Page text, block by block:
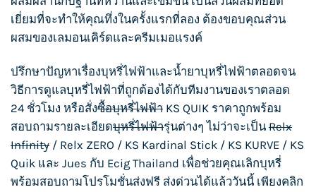
เยี่ยมที่จะทำให้คุณทึ่งในครั้งแรกที่ลอง ต้องขอบคุณส่วน
ผสมของเลมอนเคิร์ดและครีมเมอแรงค์
ปรึกษาปัญหาเรื่องบุหรี่ไฟฟ้าและน้ำยาบุหรี่ไฟฟ้าตลอดจน
วิธีการดูแลบุหรี่ไฟฟ้าที่ถูกต้องได้กับทีมงานของเราตลอด
24 ชั่วโมง หรือสั่งซื้อบุหรี่ไฟฟ้า KS QUIK ราคาถูกพร้อม
สอบถามรายละเอียดบุหรี่ไฟฟ้ารุ่นต่างๆ ไม่ว่าจะเป็น Relx
Infinity / Relx ZERO / KS Kardinal Stick / KS KURVE / KS
Quik และ Jues กับ Ecig Thailand เพื่อช่วยคุณเลิกบุหรี่
พร้อมสอบถามโปรโมชั่นส่งฟรี ส่งด่วนได้แล้ววันนี้ เพียงคลิก